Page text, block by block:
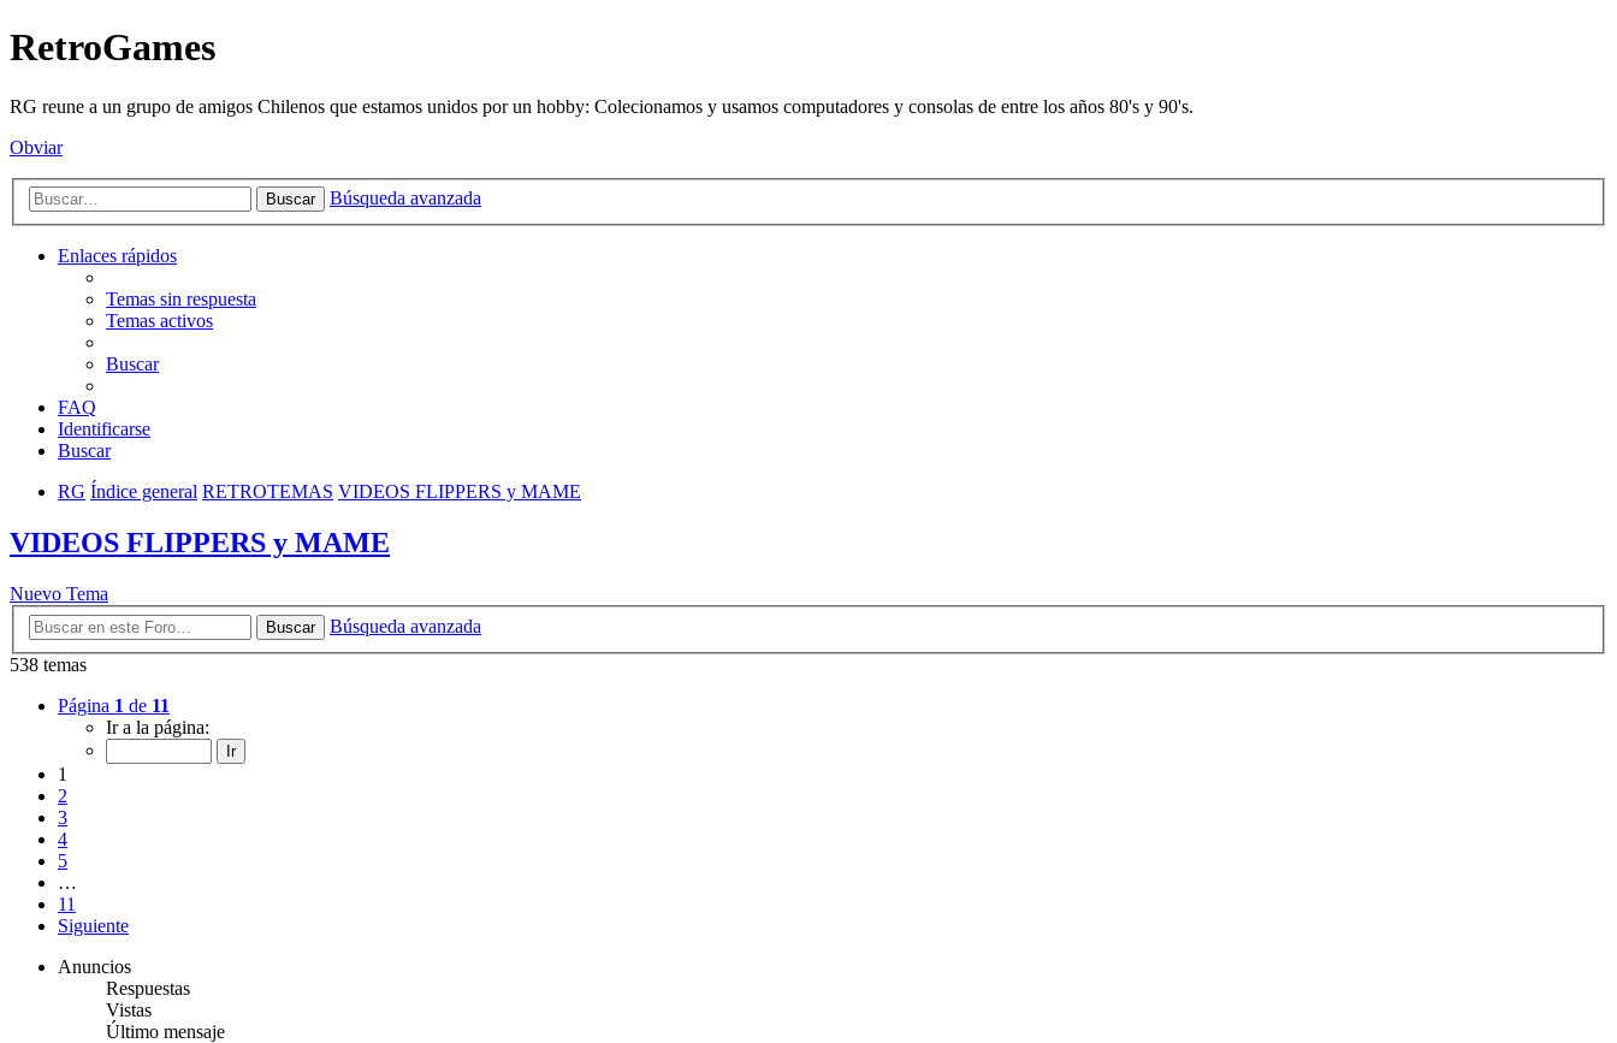
RetroGames
RG reune a un grupo de amigos Chilenos que estamos unidos por un hobby: Colecionamos y usamos computadores y consolas de entre los años 80's y 90's.
Obviar
Buscar Búsqueda avanzada
Enlaces rápidos
Temas sin respuesta
Temas activos
Buscar
FAQ
Identificarse
Buscar
RG Índice general RETROTEMAS VIDEOS FLIPPERS y MAME
VIDEOS FLIPPERS y MAME
Nuevo Tema
Buscar
Búsqueda avanzada
538 temas
Página 1 de 11
Ir a la página:
1
2
3
4
5
…
11
Siguiente
Anuncios
Respuestas
Vistas
Último mensaje